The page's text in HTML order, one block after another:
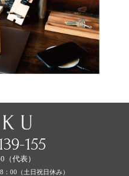
155
（代表）
00（土日祝日休み）